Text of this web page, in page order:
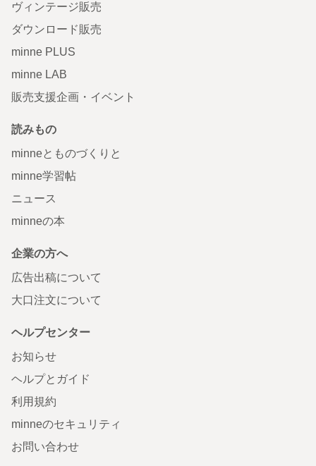
ヴィンテージ販売
ダウンロード販売
minne PLUS
minne LAB
販売支援企画・イベント
読みもの
minneとものづくりと
minne学習帖
ニュース
minneの本
企業の方へ
広告出稿について
大口注文について
ヘルプセンター
お知らせ
ヘルプとガイド
利用規約
minneのセキュリティ
お問い合わせ